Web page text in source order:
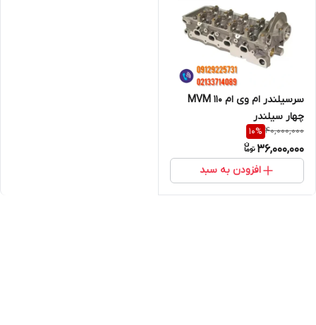
سرسیلندر ام وی ام ۱۱۰ MVM
چهار سیلندر
40,000,000
10%
36,000,000
افزودن به سبد